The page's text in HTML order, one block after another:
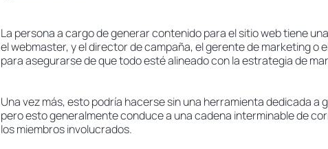
La persona a cargo de generar contenido para el sitio web tiene
el webmaster, y el director de campaña, el gerente de marketing o
para asegurarse de que todo esté alineado con la estrategia de
Una vez más, esto podría hacerse sin una herramienta dedicada a
pero esto generalmente conduce a una cadena interminable de
los miembros involucrados.